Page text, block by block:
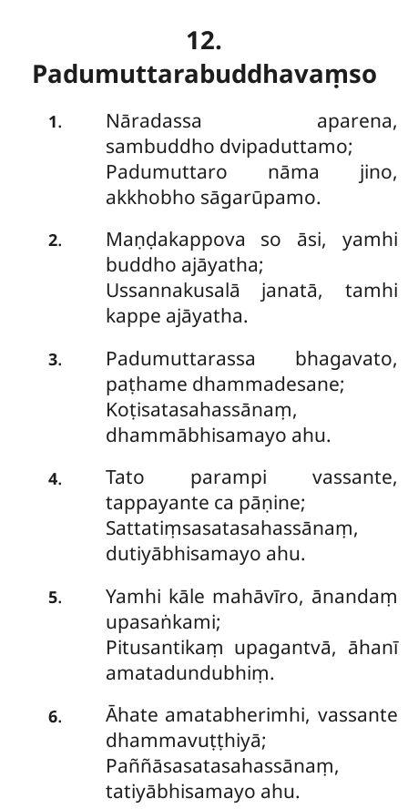
12.
Padumuttarabuddhavaṃso
1. Nāradassa aparena,
sambuddho dvipaduttamo;
Padumuttaro nāma jino,
akkhobho sāgarūpamo.
2.
Maṇḍakappova so āsi, yamhi
buddho ajāyatha;
Ussannakusalā janatā, tamhi
kappe ajāyatha.
3.
Padumuttarassa bhagavato,
paṭhame dhammadesane;
Koṭisatasahassānaṃ,
dhammābhisamayo ahu.
4.
Tato parampi vassante,
tappayante ca pāṇine;
Sattatiṃsasatasahassānaṃ,
dutiyābhisamayo ahu.
5. Yamhi kāle mahāvīro, ānandaṃ
upasaṅkami;
Pitusantikaṃ upagantvā, āhanī
amatadundubhiṃ.
6.
Āhate amatabherimhi, vassante
dhammavuṭṭhiyā;
Paññāsasatasahassānaṃ,
tatiyābhisamayo ahu.